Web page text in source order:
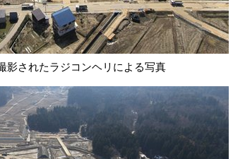
影されたラジコンヘリによる写真